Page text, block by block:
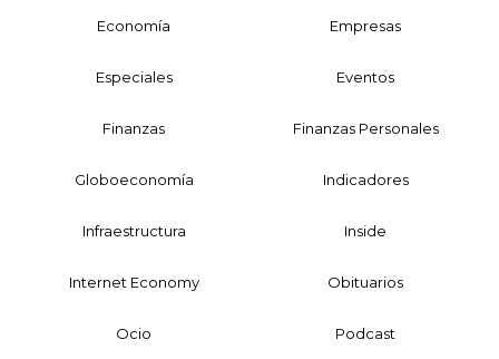
Economía Empresas
Especiales Eventos
Finanzas Finanzas Personales
Globoeconomía Indicadores
Infraestructura Inside
Internet Economy Obituarios
Ocio Podcast